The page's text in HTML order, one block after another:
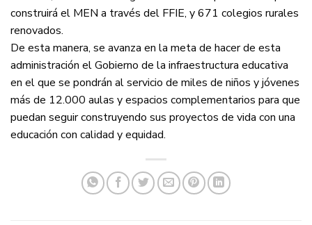
construirá el MEN a través del FFIE, y 671 colegios rurales
renovados.
De esta manera, se avanza en la meta de hacer de esta
administración el Gobierno de la infraestructura educativa
en el que se pondrán al servicio de miles de niños y jóvenes
más de 12.000 aulas y espacios complementarios para que
puedan seguir construyendo sus proyectos de vida con una
educación con calidad y equidad.